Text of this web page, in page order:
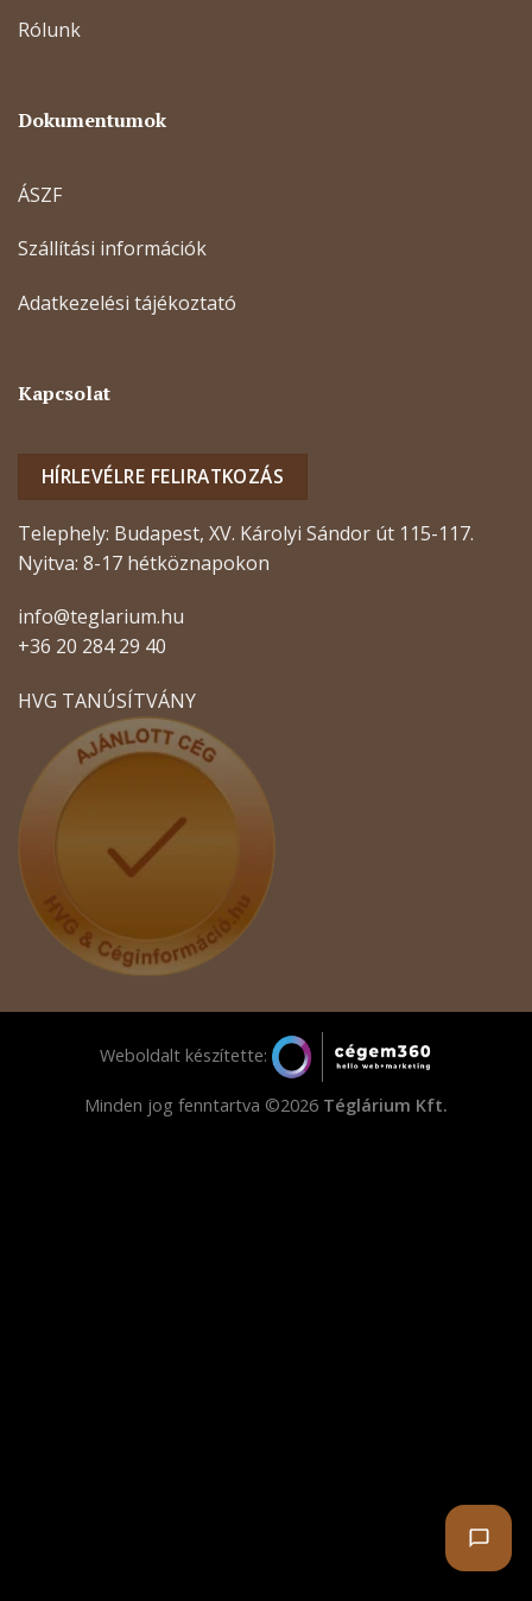
Rólunk
Dokumentumok
ÁSZF
Szállítási információk
Adatkezelési tájékoztató
Kapcsolat
HÍRLEVÉLRE FELIRATKOZÁS
Telephely: Budapest, XV. Károlyi Sándor út 115-117.
Nyitva: 8-17 hétköznapokon
info@teglarium.hu
+36 20 284 29 40
HVG TANÚSÍTVÁNY
Weboldalt készítette:
Minden jog fenntartva ©2026 Téglárium Kft.